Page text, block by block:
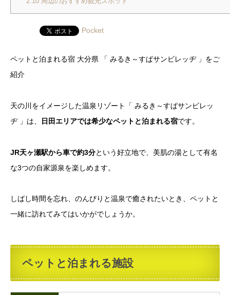
Pocket
ペットと泊まれる宿 大分県 「 みるき～すぱサンビレッヂ 」をご
紹介
天の川をイメージした温泉リゾート「 みるき～すぱサンビレッ
ヂ 」は、
日田エリアでは希少なペットと泊まれる宿です。
JR天ヶ瀬駅から車で約3分という好立地で、美肌の湯として有名
な3つの自家源泉を楽しめます。
しばし時間を忘れ、のんびりと温泉で癒されたいとき、ペットと
一緒に訪れてみてはいかがでしょうか。
ペットと泊まれる施設